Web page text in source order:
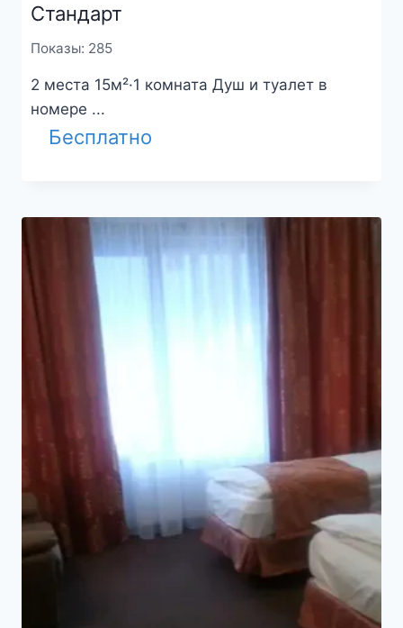
Стандарт
Показы: 285
2 места 15м²·1 комната Душ и туалет в
номере ...
Бесплатно